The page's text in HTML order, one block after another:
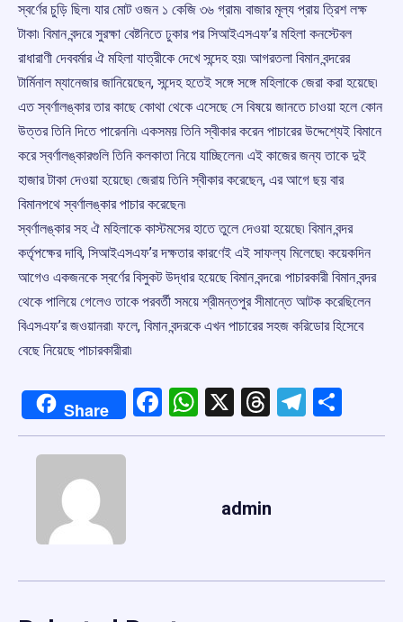
স্বর্ণের চুড়ি ছিল৷ যার মোট ওজন ১ কেজি ৩৬ গ্রাম৷ বাজার মূল্য প্রায় ত্রিশ লক্ষ
টাকা৷ বিমান বন্দরে সুরক্ষা বেষ্টনিতে ঢুকার পর সিআইএসএফ’র মহিলা কনস্টেবল
রাধারাণী দেববর্মার ঐ মহিলা যাত্রীকে দেখে সন্দেহ হয়৷ আগরতলা বিমান বন্দরের
টার্মিনাল ম্যানেজার জানিয়েছেন, সন্দেহ হতেই সঙ্গে সঙ্গে মহিলাকে জেরা করা হয়েছে৷
এত স্বর্ণালঙ্কার তার কাছে কোথা থেকে এসেছে সে বিষয়ে জানতে চাওয়া হলে কোন
উত্তর তিনি দিতে পারেননি৷ একসময় তিনি স্বীকার করেন পাচারের উদ্দেশ্যেই বিমানে
করে স্বর্ণালঙ্কারগুলি তিনি কলকাতা নিয়ে যাচ্ছিলেন৷ এই কাজের জন্য তাকে দুই
হাজার টাকা দেওয়া হয়েছে৷ জেরায় তিনি স্বীকার করেছেন, এর আগে ছয় বার
বিমানপথে স্বর্ণালঙ্কার পাচার করেছেন৷
স্বর্ণালঙ্কার সহ ঐ মহিলাকে কাস্টমসের হাতে তুলে দেওয়া হয়েছে৷ বিমান বন্দর
কর্তৃপক্ষের দাবি, সিআইএসএফ’র দক্ষতার কারণেই এই সাফল্য মিলেছে৷ কয়েকদিন
আগেও একজনকে স্বর্ণের বিসুকট উদ্ধার হয়েছে বিমান বন্দরে৷ পাচারকারী বিমান বন্দর
থেকে পালিয়ে গেলেও তাকে পরবর্তী সময়ে শ্রীমন্তপুর সীমান্তে আটক করেছিলেন
বিএসএফ’র জওয়ানরা৷ ফলে, বিমান বন্দরকে এখন পাচারের সহজ করিডোর হিসেবে
বেছে নিয়েছে পাচারকারীরা৷
Share Facebook
WhatsApp
X Threads
admin